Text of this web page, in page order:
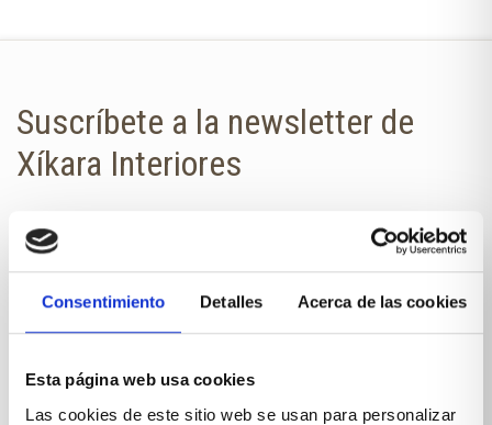
Consentimiento Detalles Acerca de las cookies
Esta página web usa cookies
Las cookies de este sitio web se usan para personalizar
Suscríbete a la newsletter de
Xíkara Interiores
¿Quieres estar al día de todas las
novedades?
tu correo.
NOMBRE